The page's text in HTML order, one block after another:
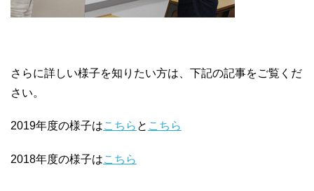
さらに詳しい様子を知りたい方は、下記の記事をご覧くだ
さい。
2019年度の様子はこちら と こちら
2018年度の様子はこちら